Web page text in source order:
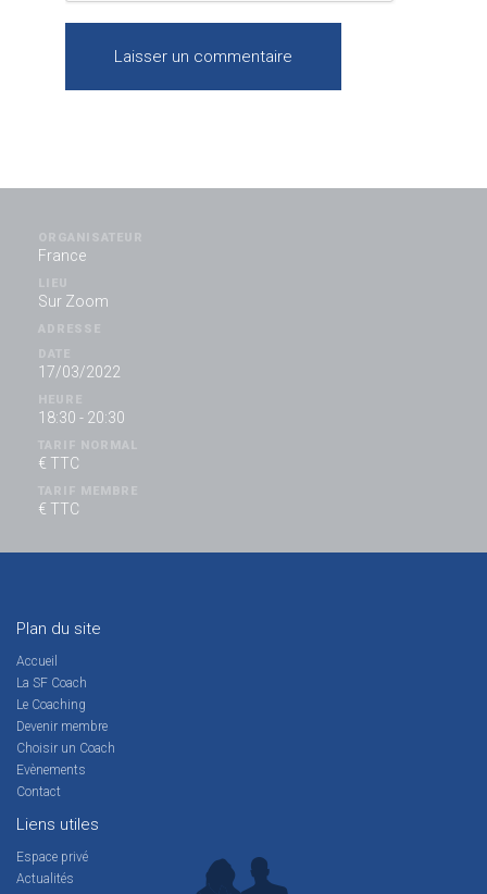
France
Sur Zoom
17/03/2022
18:30 - 20:30
€ TTC
€ TTC
Plan du site
Accueil
La SF Coach
Le Coaching
Devenir membre
Choisir un Coach
Evènements
Contact
Liens utiles
Espace privé
Actualités